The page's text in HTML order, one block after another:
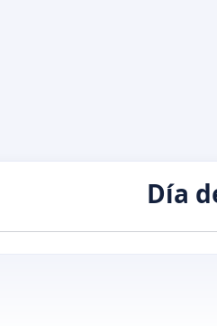
Día